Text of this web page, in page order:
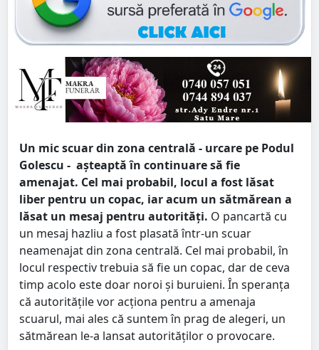
Un mic scuar din zona centrală - urcare pe Podul
Golescu - așteaptă în continuare să fie
amenajat. Cel mai probabil, locul a fost lăsat
liber pentru un copac, iar acum un sătmărean a
lăsat un mesaj pentru autorități. O pancartă cu
un mesaj hazliu a fost plasată într-un scuar
neamenajat din zona centrală. Cel mai probabil, în
locul respectiv trebuia să fie un copac, dar de ceva
timp acolo este doar noroi și buruieni. În speranța
că autoritățile vor acționa pentru a amenaja
scuarul, mai ales că suntem în prag de alegeri, un
sătmărean le-a lansat autorităților o provocare.